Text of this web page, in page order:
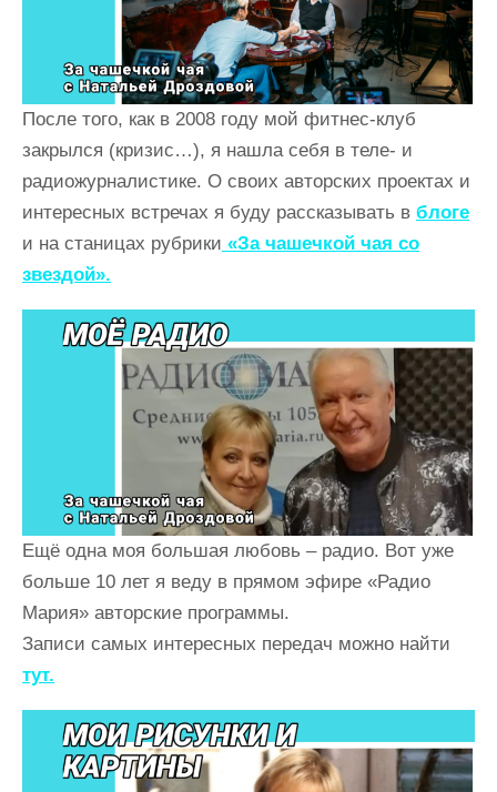
После того, как в 2008 году мой фитнес-клуб
закрылся (кризис…), я нашла себя в теле- и
радиожурналистике. О своих авторских проектах и
интересных встречах я буду рассказывать в блоге
и на станицах рубрики «За чашечкой чая со
звездой».
Ещё одна моя большая любовь – радио. Вот уже
больше 10 лет я веду в прямом эфире «Радио
Мария» авторские программы.
Записи самых интересных передач можно найти
тут.